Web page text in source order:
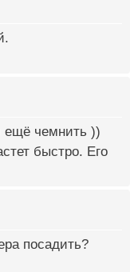
ещё чемнить ))
быстро. Его
посадить?